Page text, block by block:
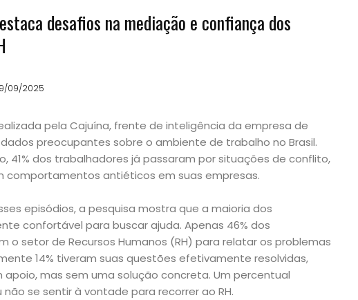
desafios na mediação e confiança dos
09/2025
pela Cajuína, frente de inteligência da empresa de
preocupantes sobre o ambiente de trabalho no Brasil.
41% dos trabalhadores já passaram por situações de conflito,
comportamentos antiéticos em suas empresas.
episódios, a pesquisa mostra que a maioria dos
confortável para buscar ajuda. Apenas 46% dos
o setor de Recursos Humanos (RH) para relatar os problemas
14% tiveram suas questões efetivamente resolvidas,
apoio, mas sem uma solução concreta. Um percentual
não se sentir à vontade para recorrer ao RH.